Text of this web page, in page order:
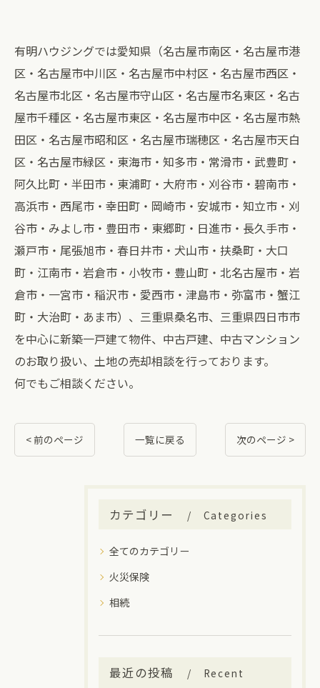
有明ハウジングでは愛知県（名古屋市南区・名古屋市港
区・名古屋市中川区・名古屋市中村区・名古屋市西区・
名古屋市北区・名古屋市守山区・名古屋市名東区・名古
屋市千種区・名古屋市東区・名古屋市中区・名古屋市熱
田区・名古屋市昭和区・名古屋市瑞穂区・名古屋市天白
区・名古屋市緑区・東海市・知多市・常滑市・武豊町・
阿久比町・半田市・東浦町・大府市・刈谷市・碧南市・
高浜市・西尾市・幸田町・岡崎市・安城市・知立市・刈
谷市・みよし市・豊田市・東郷町・日進市・長久手市・
瀬戸市・尾張旭市・春日井市・犬山市・扶桑町・大口
町・江南市・岩倉市・小牧市・豊山町・北名古屋市・岩
倉市・一宮市・稲沢市・愛西市・津島市・弥富市・蟹江
町・大治町・あま市）、三重県桑名市、三重県四日市市
を中心に新築一戸建て物件、中古戸建、中古マンション
のお取り扱い、土地の売却相談を行っております。
何でもご相談ください。
< 前のページ 一覧に戻る 次のページ >
カテゴリー Categories
全てのカテゴリー
火災保険
相続
最近の投稿
Recent